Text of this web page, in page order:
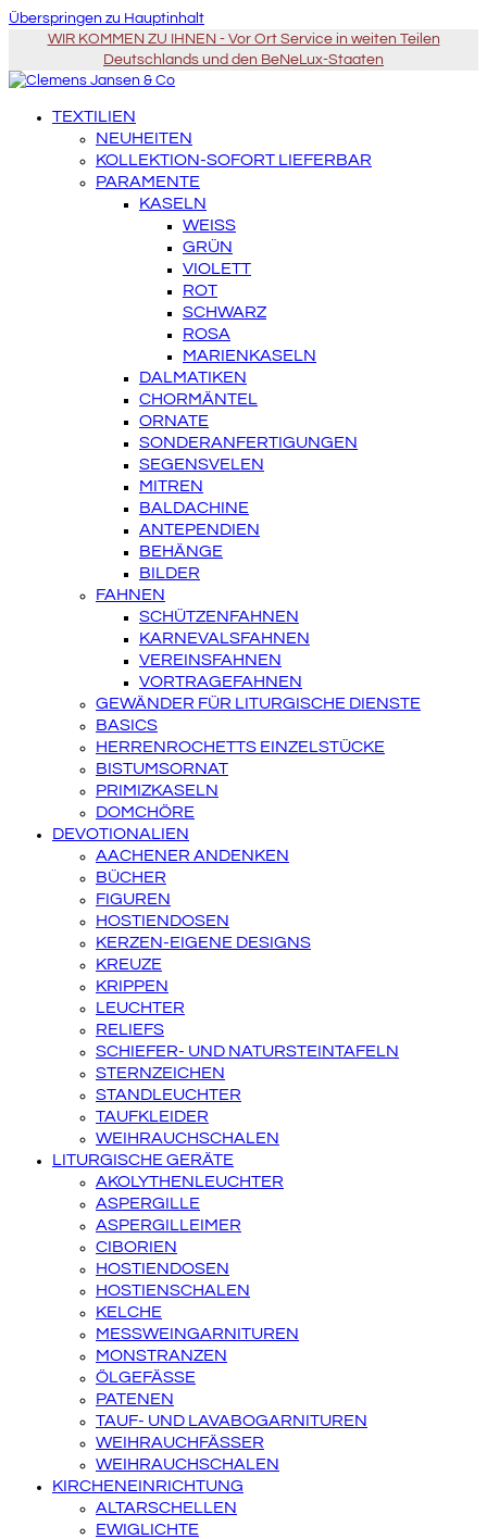
Überspringen zu Hauptinhalt
WIR KOMMEN ZU IHNEN - Vor Ort Service in weiten Teilen
Deutschlands und den BeNeLux-Staaten
TEXTILIEN
NEUHEITEN
KOLLEKTION-SOFORT LIEFERBAR
PARAMENTE
KASELN
WEISS
GRÜN
VIOLETT
ROT
SCHWARZ
ROSA
MARIENKASELN
DALMATIKEN
CHORMÄNTEL
ORNATE
SONDERANFERTIGUNGEN
SEGENSVELEN
MITREN
BALDACHINE
ANTEPENDIEN
BEHÄNGE
BILDER
FAHNEN
SCHÜTZENFAHNEN
KARNEVALSFAHNEN
VEREINSFAHNEN
VORTRAGEFAHNEN
GEWÄNDER FÜR LITURGISCHE DIENSTE
BASICS
HERRENROCHETTS EINZELSTÜCKE
BISTUMSORNAT
PRIMIZKASELN
DOMCHÖRE
DEVOTIONALIEN
AACHENER ANDENKEN
BÜCHER
FIGUREN
HOSTIENDOSEN
KERZEN-EIGENE DESIGNS
KREUZE
KRIPPEN
LEUCHTER
RELIEFS
SCHIEFER- UND NATURSTEINTAFELN
STERNZEICHEN
STANDLEUCHTER
TAUFKLEIDER
WEIHRAUCHSCHALEN
LITURGISCHE GERÄTE
AKOLYTHENLEUCHTER
ASPERGILLE
ASPERGILLEIMER
CIBORIEN
HOSTIENDOSEN
HOSTIENSCHALEN
KELCHE
MESSWEINGARNITUREN
MONSTRANZEN
ÖLGEFÄSSE
PATENEN
TAUF- UND LAVABOGARNITUREN
WEIHRAUCHFÄSSER
WEIHRAUCHSCHALEN
KIRCHENEINRICHTUNG
ALTARSCHELLEN
EWIGLICHTE